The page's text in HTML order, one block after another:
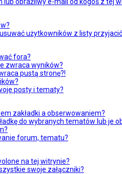
użytkowników z listy
fora?
zwraca wyników?
pustą stronę?!
posty i tematy?
zakładki a obserwowaniem?
do wybranych tematów lub je
forum, tematu?
na tej witrynie?
swoje załączniki?